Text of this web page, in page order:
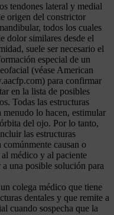
tendones lateral y medial
origen del constrictor
todos los cuales
dolor similares desde el
suele ser necesario el
especial de un
(véase American
para confirmar
en la lista de posibles
Todas las estructuras
menudo lo hacen, estimular
del ojo. Por lo tanto,
las estructuras
causan o
médico y al paciente
una posible solución para
colega médico que tiene
dentales y que remite a
cuando sospecha que la